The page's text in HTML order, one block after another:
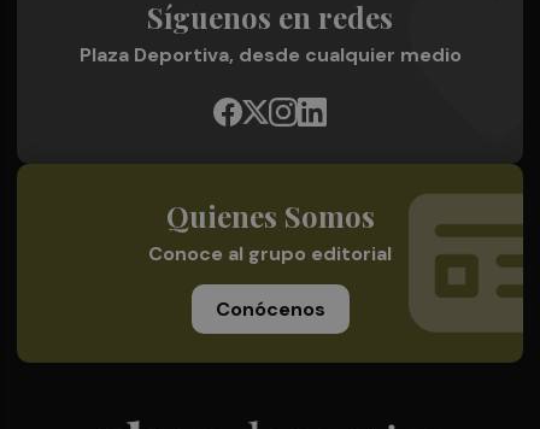
Síguenos en redes
Plaza Deportiva, desde cualquier medio
Quienes Somos
Conoce al grupo editorial
Conócenos